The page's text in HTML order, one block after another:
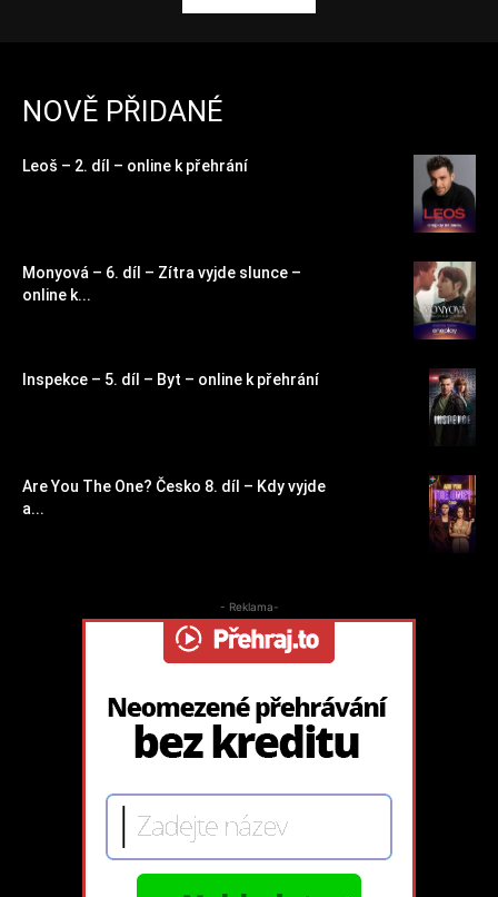
NOVĚ PŘIDANÉ
Leoš – 2. díl – online k přehrání
Monyová – 6. díl – Zítra vyjde slunce –
online k...
Inspekce – 5. díl – Byt – online k přehrání
Are You The One? Česko 8. díl – Kdy vyjde
a...
- Reklama-